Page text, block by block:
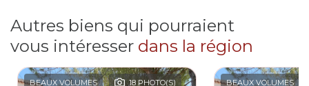
Autres biens qui pourraient
vous intéresser dans la région
BEAUX VOLUMES 18 PHOTO(S) BEAUX VOLUMES